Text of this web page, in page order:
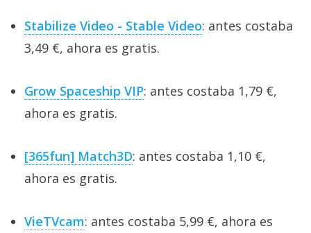
Stabilize Video - Stable Video: antes costaba
3,49 €, ahora es gratis.
Grow Spaceship VIP: antes costaba 1,79 €,
ahora es gratis.
[365fun] Match3D: antes costaba 1,10 €,
ahora es gratis.
VieTVcam: antes costaba 5,99 €, ahora es